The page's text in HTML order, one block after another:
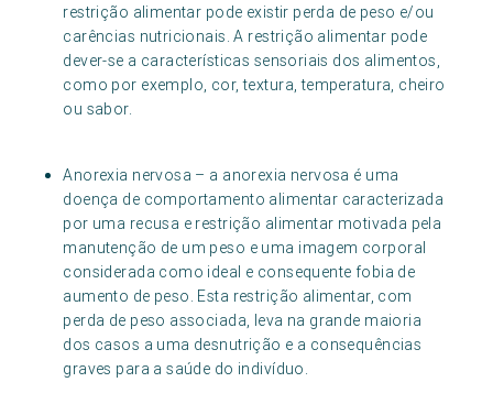
restrição alimentar pode existir perda de peso e/ou
carências nutricionais. A restrição alimentar pode
dever-se a características sensoriais dos alimentos,
como por exemplo, cor, textura, temperatura, cheiro
ou sabor.
Anorexia nervosa – a anorexia nervosa é uma
doença de comportamento alimentar caracterizada
por uma recusa e restrição alimentar motivada pela
manutenção de um peso e uma imagem corporal
considerada como ideal e consequente fobia de
aumento de peso. Esta restrição alimentar, com
perda de peso associada, leva na grande maioria
dos casos a uma desnutrição e a consequências
graves para a saúde do indivíduo.